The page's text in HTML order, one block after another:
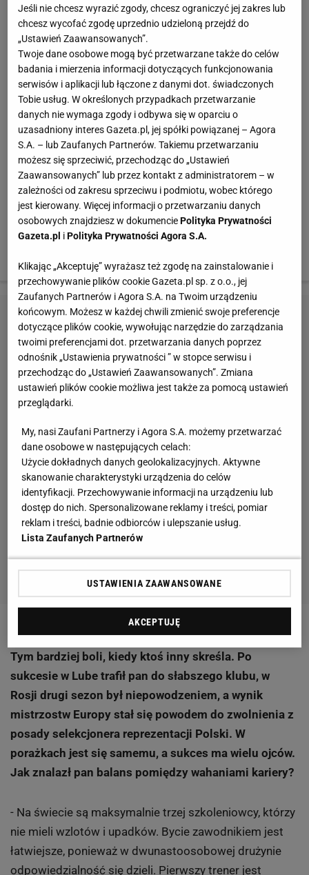
Ferdinando De Giorgi: - Myślę, że taka, jak w każdym
innym sporcie - bardzo krótka. Nie powiedziałbym
jednak, że wiedzie do "zera", ale do traktowania danej
osoby jako "zwyczajnej" - już bez peleryny bohatera.
Kiedy wygrywa się choć jeden turniej, można
błyskawicznie sięgnąć gwiazd. Gazety, media, fani i
eksperci zaczynają nazywać daną osobę "objawieniem",
"talentem". Tę łatkę traci się wraz z pierwszą porażką.
W drużynie sytuacja wygląda inaczej. Zwycięstwo jest
motywacją, a przegrana jeszcze większą mobilizacją do
dalszej pracy. To niepisana reguła - nie skreślamy
siebie nawzajem po pierwszej wpadce.
Tym bardziej boli, kiedy ktoś inny skreśla. Po
sukcesie w Lube trafił pan do słabszego klubu, w
Rosji drugi sezon był niepowodzeniem, a wynik
mistrzostw Europy stał się powodem do zwolnienia z
posady selekcjonera reprezentacji Polski. W
porażkach jest się samemu, a sukces ma wielu ojców.
Jak znalazł pan balans pomiędzy wahaniami kariery?
- Na świecie są maksymalnie trzej szkoleniowcy, którzy
nie mieli wzlotów i upadków. Bycie zawodnikiem jest
łatwiejsze, ponieważ w dwunastoosobowej drużynie
odpowiedzialność się dzieli. Pierwszy trener jest
Jeśli nie chcesz wyrazić zgody, chcesz ograniczyć jej zakres lub
chcesz wycofać zgodę uprzednio udzieloną przejdź do
„Ustawień Zaawansowanych”.
Twoje dane osobowe mogą być przetwarzane także do celów
badania i mierzenia informacji dotyczących funkcjonowania
serwisów i aplikacji lub łączone z danymi dot. świadczonych
Tobie usług. W określonych przypadkach przetwarzanie
danych nie wymaga zgody i odbywa się w oparciu o
uzasadniony interes Gazeta.pl, jej spółki powiązanej – Agora
S.A. – lub Zaufanych Partnerów. Takiemu przetwarzaniu
możesz się sprzeciwić, przechodząc do „Ustawień
Zaawansowanych” lub przez kontakt z administratorem – w
zależności od zakresu sprzeciwu i podmiotu, wobec którego
jest kierowany. Więcej informacji o przetwarzaniu danych
osobowych znajdziesz w dokumenciePolityka Prywatności
Gazeta.pl iPolityka Prywatności Agora S.A.
Klikając „Akceptuję” wyrażasz też zgodę na zainstalowanie i
przechowywanie plików cookie Gazeta.pl sp. z o.o., jej
Zaufanych Partnerów i Agora S.A. na Twoim urządzeniu
końcowym. Możesz w każdej chwili zmienić swoje preferencje
dotyczące plików cookie, wywołując narzędzie do zarządzania
twoimi preferencjami dot. przetwarzania danych poprzez
odnośnik „Ustawienia prywatności ” w stopce serwisu i
przechodząc do „Ustawień Zaawansowanych”. Zmiana
ustawień plików cookie możliwa jest także za pomocą ustawień
przeglądarki.
My, nasi Zaufani Partnerzy i Agora S.A. możemy przetwarzać
dane osobowe w następujących celach:
Użycie dokładnych danych geolokalizacyjnych. Aktywne
skanowanie charakterystyki urządzenia do celów
identyfikacji. Przechowywanie informacji na urządzeniu lub
dostęp do nich. Spersonalizowane reklamy i treści, pomiar
reklam i treści, badnie odbiorców i ulepszanie usług.
Lista Zaufanych Partnerów
USTAWIENIA ZAAWANSOWANE
AKCEPTUJĘ